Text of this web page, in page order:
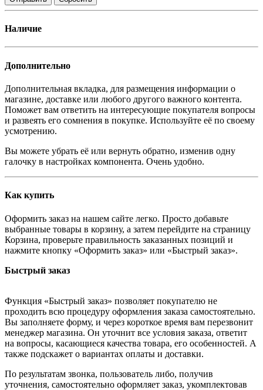
Наличие
Дополнительно
Дополнительная вкладка, для размещения информации о
магазине, доставке или любого другого важного контента.
Поможет вам ответить на интересующие покупателя вопросы
и развеять его сомнения в покупке. Используйте её по своему
усмотрению.
Вы можете убрать её или вернуть обратно, изменив одну
галочку в настройках компонента. Очень удобно.
Как купить
Оформить заказ на нашем сайте легко. Просто добавьте
выбранные товары в корзину, а затем перейдите на страницу
Корзина, проверьте правильность заказанных позиций и
нажмите кнопку «Оформить заказ» или «Быстрый заказ».
Быстрый заказ
Функция «Быстрый заказ» позволяет покупателю не
проходить всю процедуру оформления заказа самостоятельно.
Вы заполняете форму, и через короткое время вам перезвонит
менеджер магазина. Он уточнит все условия заказа, ответит
на вопросы, касающиеся качества товара, его особенностей. А
также подскажет о вариантах оплаты и доставки.
По результатам звонка, пользователь либо, получив
уточнения, самостоятельно оформляет заказ, укомплектовав